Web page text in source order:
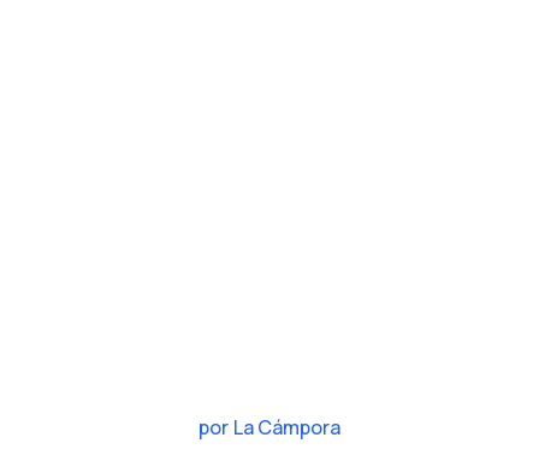
por La Cámpora